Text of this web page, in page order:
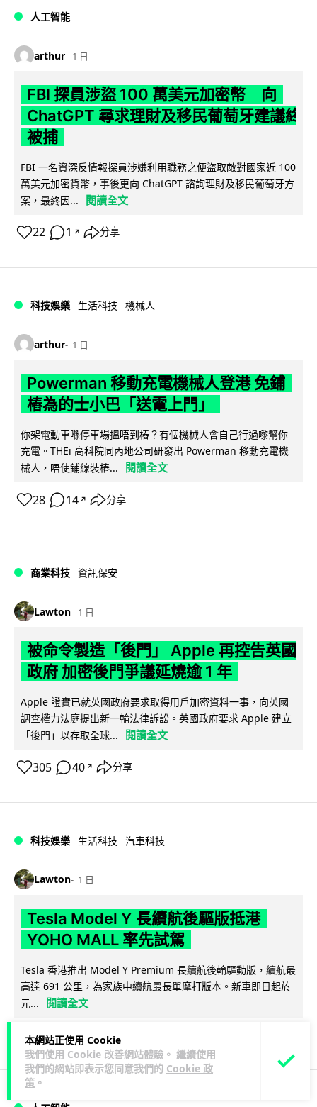
本網站正使用 Cookie
我們使用 Cookie 改善網站體驗。 繼續使用
我們的網站即表示您同意我們的 Cookie 政
策 。
人工智能
arthur 1 日
FBI 探員涉盜 100 萬美元加密幣 向
ChatGPT 尋求理財及移民葡萄牙建議終
被捕
FBI 一名資深反情報探員涉嫌利用職務之便盜取敵對國家近 100
萬美元加密貨幣，事後更向 ChatGPT 諮詢理財及移民葡萄牙方
案，最終因...
閱讀全文
22 1 ↗ 分享
科技娛樂 生活科技 機械人
arthur 1 日
Powerman 移動充電機械人登港 免鋪
樁為的士小巴「送電上門」
你架電動車喺停車場搵唔到樁？有個機械人會自己行過嚟幫你
充電。THEi 高科院同內地公司研發出 Powerman 移動充電機
械人，唔使鋪線裝樁...
閱讀全文
28 14 ↗ 分享
商業科技 資訊保安
Lawton 1 日
被命令製造「後門」 Apple 再控告英國
政府 加密後門爭議延燒逾 1 年
Apple 證實已就英國政府要求取得用戶加密資料一事，向英國
調查權力法庭提出新一輪法律訴訟。英國政府要求 Apple 建立
「後門」以存取全球...
閱讀全文
305 40 ↗ 分享
科技娛樂 生活科技 汽車科技
Lawton 1 日
Tesla Model Y 長續航後驅版抵港
YOHO MALL 率先試駕
Tesla 香港推出 Model Y Premium 長續航後輪驅動版，續航最
高達 691 公里，為家族中續航最長單摩打版本。新車即日起於
元...
閱讀全文
92 19↗ 分享